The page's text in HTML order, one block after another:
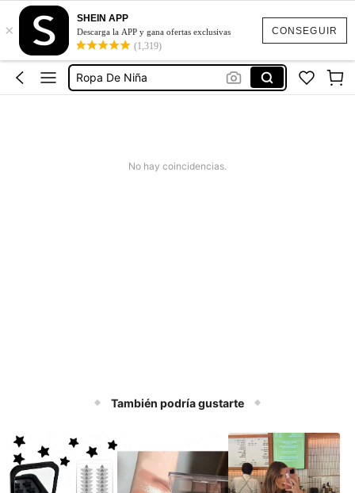
CONSEGUIR
×
SHEIN APP
Descarga la APP y gana ofertas exclusivas
(1,319)
Conjunto De Niña
Vestidos De Niña
Ropa De Niña
Vestidos De Niña
No hay coincidencias.
También podría gustarte